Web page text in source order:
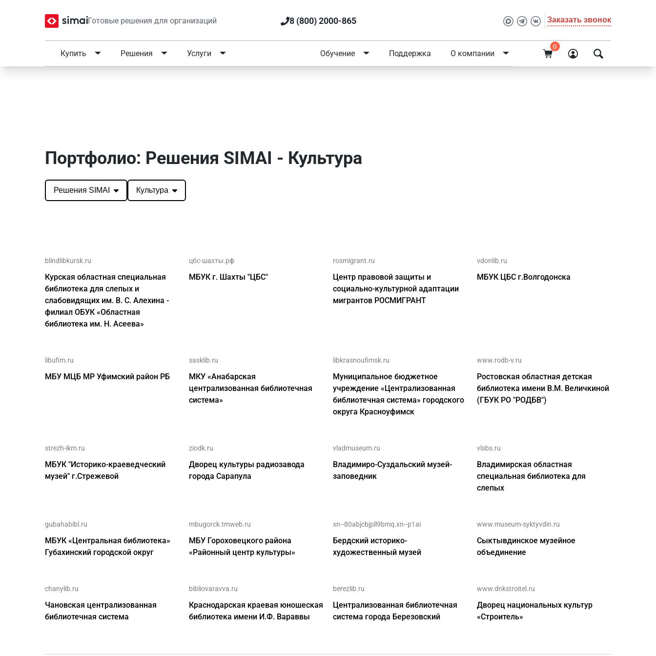
Готовые решения для организаций 8 (800) 2000-865 Заказать звонок
Купить Решения Услуги Обучение Поддержка О компании
0
Портфолио: Решения SIMAI - Культура
Решения SIMAI Культура
blindlibkursk.ru
Курская областная специальная
библиотека для слепых и
слабовидящих им. В. С. Алехина -
филиал ОБУК «Областная
библиотека им. Н. Асеева»
цбс-шахты.рф
МБУК г. Шахты "ЦБС"
rosmigrant.ru
Центр правовой защиты и
социально-культурной адаптации
мигрантов РОСМИГРАНТ
vdonlib.ru
МБУК ЦБС г.Волгодонска
libufim.ru
МБУ МЦБ МР Уфимский район РБ
sasklib.ru
МКУ «Анабарская
централизованная библиотечная
система»
libkrasnoufimsk.ru
Муниципальное бюджетное
учреждение «Централизованная
библиотечная система» городского
округа Красноуфимск
www.rodb-v.ru
Ростовская областная детская
библиотека имени В.М. Величкиной
(ГБУК РО "РОДБВ")
strezh-ikm.ru
МБУК "Историко-краеведческий
музей" г.Стрежевой
ziodk.ru
Дворец культуры радиозавода
города Сарапула
vladmuseum.ru
Владимиро-Суздальский музей-
заповедник
vlsbs.ru
Владимирская областная
специальная библиотека для
слепых
gubahabibl.ru
МБУК «Центральная библиотека»
Губахинский городской округ
mbugorck.tmweb.ru
МБУ Гороховецкого района
«Районный центр культуры»
xn--80abjcbjpll9bmq.xn--p1ai
Бердский историко-
художественный музей
www.museum-syktyvdin.ru
Сыктывдинское музейное
объединение
chanylib.ru
Чановская централизованная
библиотечная система
bibliovaravva.ru
Краснодарская краевая юношеская
библиотека имени И.Ф. Вараввы
berezlib.ru
Централизованная библиотечная
система города Березовский
www.dnkstroitel.ru
Дворец национальных культур
«Строитель»